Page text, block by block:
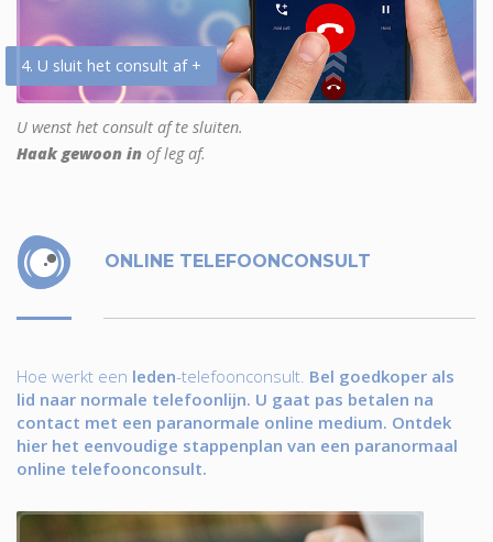
4. U sluit het consult af +
U wenst het consult af te sluiten.
Haak gewoon in of leg af.
ONLINE TELEFOONCONSULT
Hoe werkt een leden-telefoonconsult. Bel goedkoper als
lid naar normale telefoonlijn. U gaat pas betalen na
contact met een paranormale online medium. Ontdek
hier het eenvoudige stappenplan van een paranormaal
online telefoonconsult.